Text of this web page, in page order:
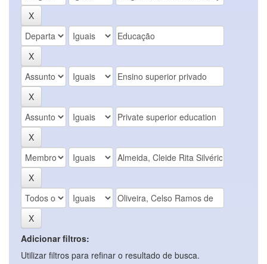
Adicionar filtros:
Utilizar filtros para refinar o resultado de busca.